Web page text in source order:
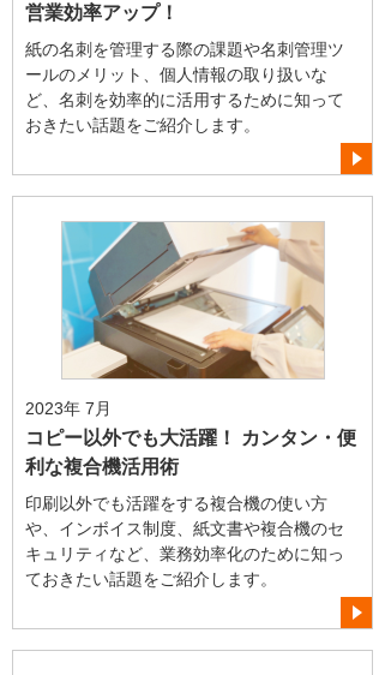
営業効率アップ！
紙の名刺を管理する際の課題や名刺管理ツ
ールのメリット、個人情報の取り扱いな
ど、名刺を効率的に活用するために知って
おきたい話題をご紹介します。
2023年 7月
コピー以外でも大活躍！ カンタン・便
利な複合機活用術
印刷以外でも活躍をする複合機の使い方
や、インボイス制度、紙文書や複合機のセ
キュリティなど、業務効率化のために知っ
ておきたい話題をご紹介します。